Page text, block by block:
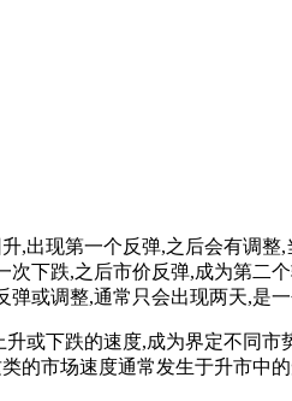
现第一个反弹,之后会有调整,
下跌,之后市价反弹,成为第二
或调整,通常只会出现两天,是一
下跌的速度,成为界定不同市
市场速度通常发生于升市中